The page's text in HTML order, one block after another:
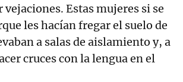
vejaciones. Estas mujeres si se
les hacían fregar el suelo de
a salas de aislamiento y, a
cruces con la lengua en el